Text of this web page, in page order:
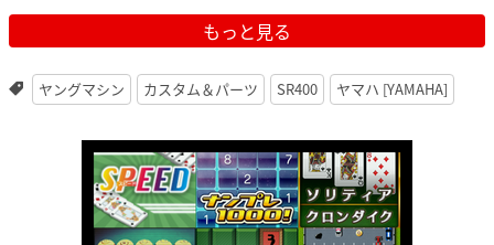
もっと見る
ヤングマシン カスタム＆パーツ SR400 ヤマハ [YAMAHA]